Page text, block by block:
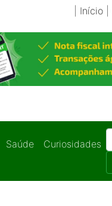
Início|
Saúde
Curiosidades